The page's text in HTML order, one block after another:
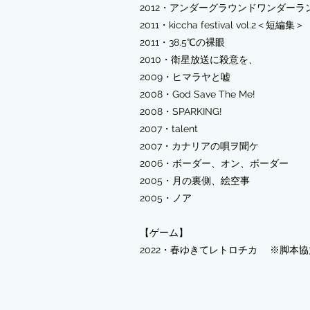
2012・アンダーグラウンドワンダーラ
2011・kiccha festival vol.2＜短編集＞
2011・38.5℃の裸眼
2010・衛星放送に殺意を、
2009・ヒマラヤと嘘
2008・God Save The Me!
2008・SPARKING!
2007・talent
2007・カナリアの唄ヲ聞ケ
2006・ボーダー、オン、ボーダー
2005・月の裏側、絵空事
2005・ノア
【ゲーム】
2022・春ゆきてレトロチカ ※脚本協